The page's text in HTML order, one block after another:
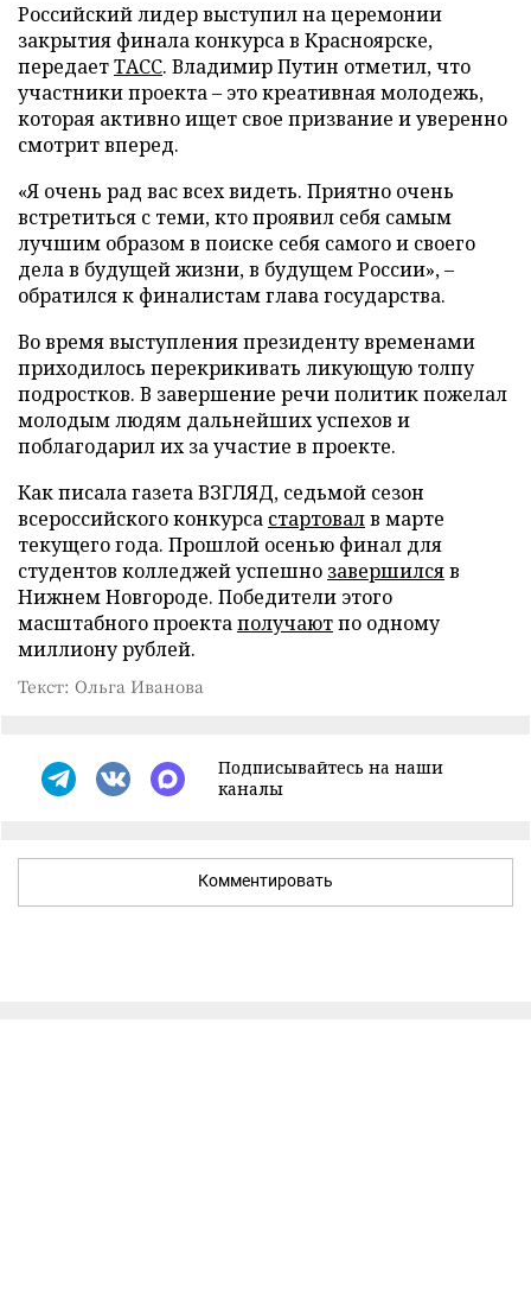
Российский лидер выступил на церемонии
закрытия финала конкурса в Красноярске,
передаетТАСС. Владимир Путин отметил, что
участники проекта – это креативная молодежь,
которая активно ищет свое призвание и уверенно
смотрит вперед.
«Я очень рад вас всех видеть. Приятно очень
встретиться с теми, кто проявил себя самым
лучшим образом в поиске себя самого и своего
дела в будущей жизни, в будущем России», –
обратился к финалистам глава государства.
Во время выступления президенту временами
приходилось перекрикивать ликующую толпу
подростков. В завершение речи политик пожелал
молодым людям дальнейших успехов и
поблагодарил их за участие в проекте.
Как писала газета ВЗГЛЯД, седьмой сезон
всероссийского конкурса стартовалв марте
текущего года. Прошлой осенью финал для
студентов колледжей успешно завершилсяв
Нижнем Новгороде. Победители этого
масштабного проектаполучаютпо одному
миллиону рублей.
Текст: Ольга Иванова
Подписывайтесь на наши
каналы
Комментировать